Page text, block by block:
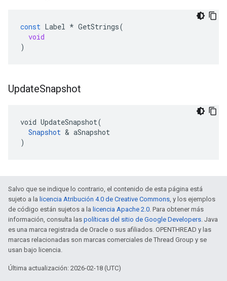
const Label * GetStrings(
void
)
UpdateSnapshot
void UpdateSnapshot(
Snapshot & aSnapshot
)
Salvo que se indique lo contrario, el contenido de esta página está
sujeto a la licencia Atribución 4.0 de Creative Commons, y los ejemplos
de código están sujetos a la licencia Apache 2.0. Para obtener más
información, consulta las políticas del sitio de Google Developers. Java
es una marca registrada de Oracle o sus afiliados. OPENTHREAD y las
marcas relacionadas son marcas comerciales de Thread Group y se
usan bajo licencia.
Última actualización: 2026-02-18 (UTC)